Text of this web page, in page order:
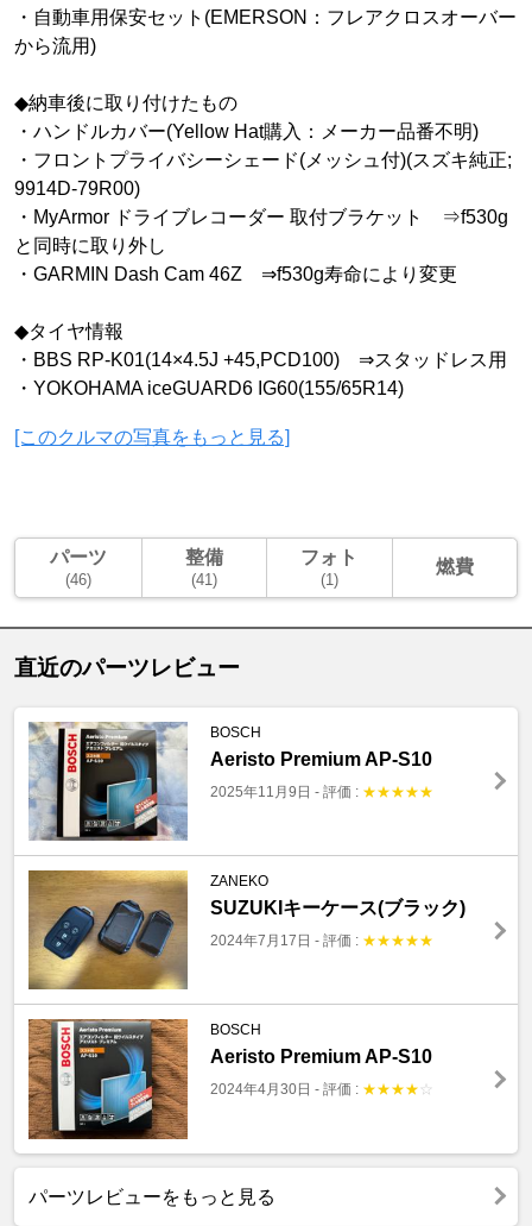
・自動車用保安セット(EMERSON：フレアクロスオーバー
から流用)
◆納車後に取り付けたもの
・ハンドルカバー(Yellow Hat購入：メーカー品番不明)
・フロントプライバシーシェード(メッシュ付)(スズキ純正;
9914D-79R00)
・MyArmor ドライブレコーダー 取付ブラケット ⇒f530g
と同時に取り外し
・GARMIN Dash Cam 46Z ⇒f530g寿命により変更
◆タイヤ情報
・BBS RP-K01(14×4.5J +45,PCD100) ⇒スタッドレス用
・YOKOHAMA iceGUARD6 IG60(155/65R14)
[このクルマの写真をもっと見る]
パーツ
(46)
整備
(41)
フォト
(1)
燃費
直近のパーツレビュー
BOSCH
Aeristo Premium AP-S10
2025年11月9日 - 評価 : ★★★★★
ZANEKO
SUZUKIキーケース(ブラック)
2024年7月17日 - 評価 : ★★★★★
BOSCH
Aeristo Premium AP-S10
2024年4月30日 - 評価 : ★★★★ ☆
パーツレビューをもっと見る